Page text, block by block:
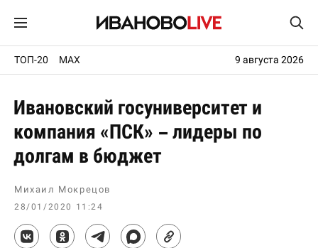
ТОП-20 MAX 9 августа 2026
Ивановский госуниверситет и
компания «ПСК» – лидеры по
долгам в бюджет
Михаил Мокрецов
28/01/2020 11:24